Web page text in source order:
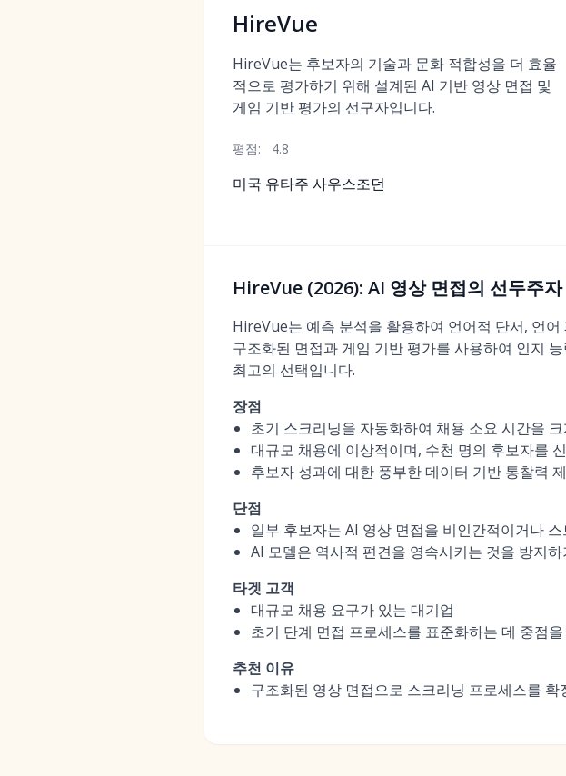
HireVue
HireVue는 후보자의 기술과 문화 적합성을 더 효율
적으로 평가하기 위해 설계된 AI 기반 영상 면접 및
게임 기반 평가의 선구자입니다.
평점: 4.8
미국 유타주 사우스조던
HireVue (2026): AI 영상 면접의 선두주자
HireVue는 예측 분석을 활용하여 언어적 단서, 언
구조화된 면접과 게임 기반 평가를 사용하여 인지
최고의 선택입니다.
장점
초기 스크리닝을 자동화하여 채용 소요 시간을
대규모 채용에 이상적이며, 수천 명의 후보자를
후보자 성과에 대한 풍부한 데이터 기반 통찰력
단점
일부 후보자는 AI 영상 면접을 비인간적이거나
AI 모델은 역사적 편견을 영속시키는 것을 방지
타겟 고객
대규모 채용 요구가 있는 대기업
초기 단계 면접 프로세스를 표준화하는 데 중점을
추천 이유
구조화된 영상 면접으로 스크리닝 프로세스를